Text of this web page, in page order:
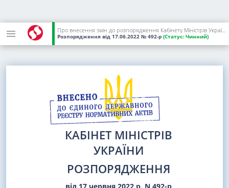
Про внесення змін до розпорядження Кабінету Міністрів України від 31 травня 2022 р. N 433
Розпорядження від 17.06.2022 № 492-р (Статус: Чинний)
КАБІНЕТ МІНІСТРІВ
УКРАЇНИ
РОЗПОРЯДЖЕННЯ